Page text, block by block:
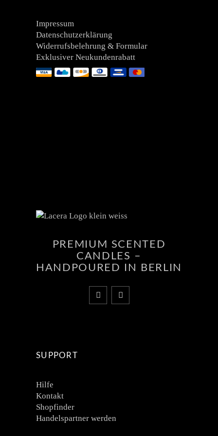
Impressum
Datenschutzerklärung
Widerrufsbelehrung & Formular
Exklusiver Neukundenrabatt
PREMIUM SCENTED
CANDLES –
HANDPOURED IN BERLIN
SUPPORT
Hilfe
Kontakt
Shopfinder
Handelspartner werden